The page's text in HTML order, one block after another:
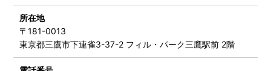
所在地
〒181-0013
東京都三鷹市下連雀3-37-2 フィル・パーク三鷹駅前 2階